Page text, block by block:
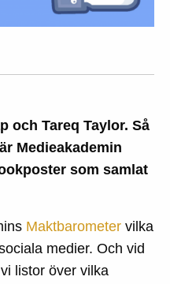
och Tareq Taylor. Så
Medieakademin
som samlat
Maktbarometer vilka
medier. Och vid
listor över vilka